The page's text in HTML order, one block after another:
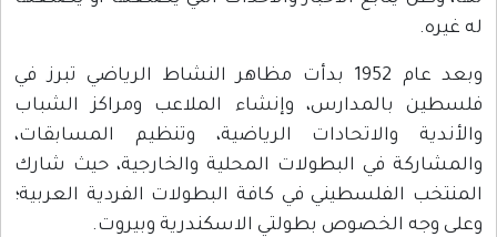
له غيره.
وبعد عام 1952 بدأت مظاهر النشاط الرياضي تبرز في
فلسطين بالمدارس، وإنشاء الملاعب ومراكز الشباب
والأندية والاتحادات الرياضية، وتنظيم المسابقات،
والمشاركة في البطولات المحلية والخارجية، حيث شارك
المنتخب الفلسطيني في كافة البطولات الفردية العربية؛
وعلى وجه الخصوص بطولتي الاسكندرية وبيروت.